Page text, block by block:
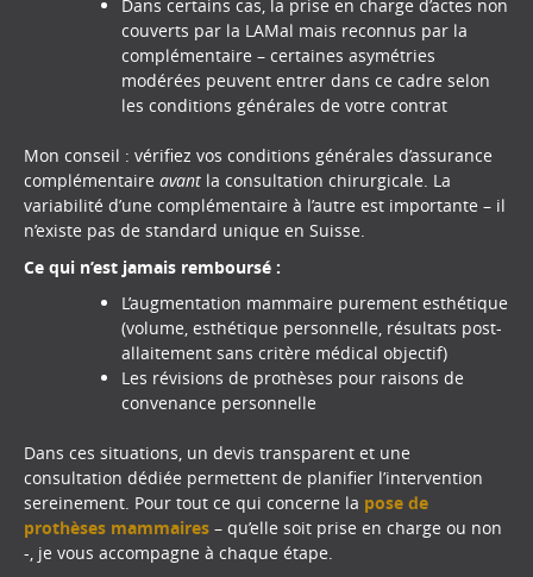
Dans certains cas, la prise en charge d’actes non
couverts par la LAMal mais reconnus par la
complémentaire – certaines asymétries
modérées peuvent entrer dans ce cadre selon
les conditions générales de votre contrat
Mon conseil : vérifiez vos conditions générales d’assurance
complémentaire avant la consultation chirurgicale. La
variabilité d’une complémentaire à l’autre est importante – il
n’existe pas de standard unique en Suisse.
Ce qui n’est jamais remboursé :
L’augmentation mammaire purement esthétique
(volume, esthétique personnelle, résultats post-
allaitement sans critère médical objectif)
Les révisions de prothèses pour raisons de
convenance personnelle
Dans ces situations, un devis transparent et une
consultation dédiée permettent de planifier l’intervention
sereinement. Pour tout ce qui concerne la pose de
prothèses mammaires – qu’elle soit prise en charge ou non
-, je vous accompagne à chaque étape.